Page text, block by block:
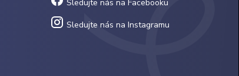
Sledujte nás na Facebooku
Sledujte nás na Instagramu